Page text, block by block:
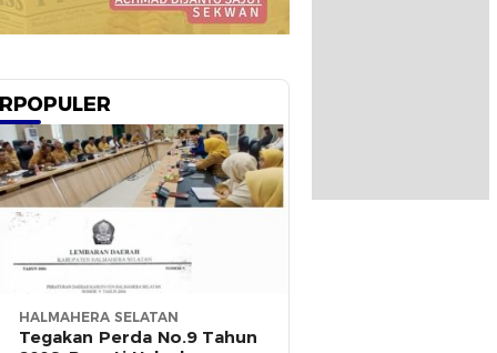
HALMAHERA SELATAN
Tegakan Perda No.9 Tahun